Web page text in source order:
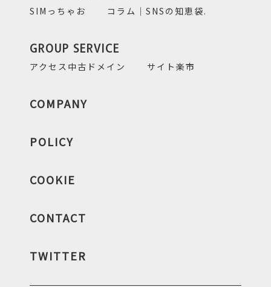
SIMっちゃお
コラム｜SNSの知恵袋.
GROUP SERVICE
アクセス中古ドメイン サイト楽市
COMPANY
POLICY
COOKIE
CONTACT
TWITTER